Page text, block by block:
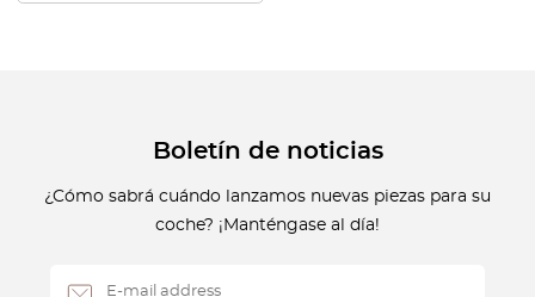
Boletín de noticias
¿Cómo sabrá cuándo lanzamos nuevas piezas para su
coche? ¡Manténgase al día!